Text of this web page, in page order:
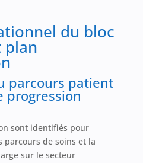
du bloc
plan
parcours patient
progression
sont identifiés pour
parcours de soins et la
sur le secteur